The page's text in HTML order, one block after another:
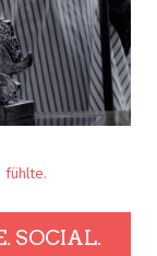
fühlte.
SOCIAL.